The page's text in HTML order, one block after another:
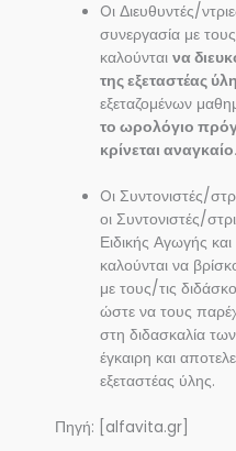
Oι Διευθυντές/
συνεργασία με
καλούνταινα
της εξεταστέας
εξεταζομένων
το ωρολόγιο
κρίνεται αναγκαίο.
Oι Συντονιστές/
οι Συντονιστές/
Ειδικής Αγωγής
καλούνται να
με τους/τις
ώστε να τους
στη διδασκαλία
έγκαιρη και
εξεταστέας ύλης.
Πηγή: [alfavita.gr]